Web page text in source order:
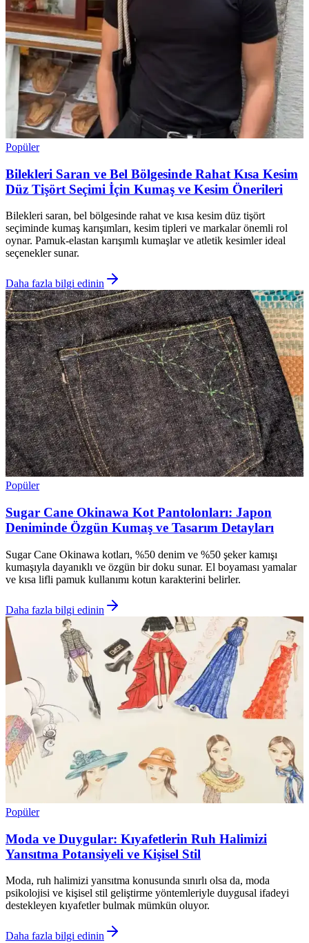
Popüler
Bilekleri Saran ve Bel Bölgesinde Rahat Kısa Kesim
Düz Tişört Seçimi İçin Kumaş ve Kesim Önerileri
Bilekleri saran, bel bölgesinde rahat ve kısa kesim düz tişört
seçiminde kumaş karışımları, kesim tipleri ve markalar önemli rol
oynar. Pamuk-elastan karışımlı kumaşlar ve atletik kesimler ideal
seçenekler sunar.
Daha fazla bilgi edinin
Popüler
Sugar Cane Okinawa Kot Pantolonları: Japon
Deniminde Özgün Kumaş ve Tasarım Detayları
Sugar Cane Okinawa kotları, %50 denim ve %50 şeker kamışı
kumaşıyla dayanıklı ve özgün bir doku sunar. El boyaması yamalar
ve kısa lifli pamuk kullanımı kotun karakterini belirler.
Daha fazla bilgi edinin
Popüler
Moda ve Duygular: Kıyafetlerin Ruh Halimizi
Yansıtma Potansiyeli ve Kişisel Stil
Moda, ruh halimizi yansıtma konusunda sınırlı olsa da, moda
psikolojisi ve kişisel stil geliştirme yöntemleriyle duygusal ifadeyi
destekleyen kıyafetler bulmak mümkün oluyor.
Daha fazla bilgi edinin